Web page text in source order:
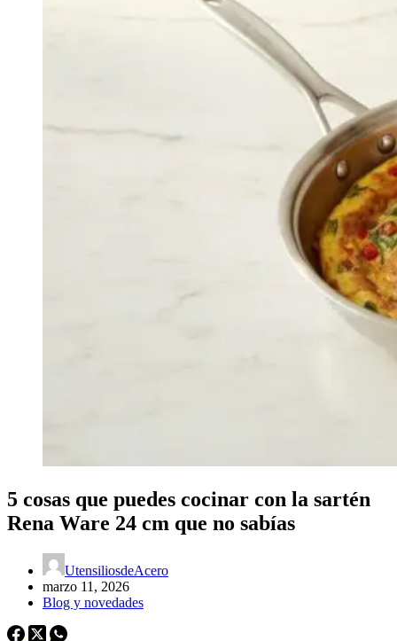
5 cosas que puedes cocinar con la sartén
Rena Ware 24 cm que no sabías
UtensiliosdeAcero
marzo 11, 2026
Blog y novedades